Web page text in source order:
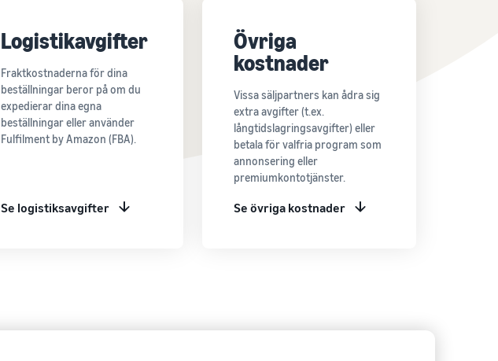
Logistikavgifter
Fraktkostnaderna för dina
beställningar beror på om du
expedierar dina egna
beställningar eller använder
Fulfilment by Amazon (FBA).
Se logistiksavgifter
Övriga
kostnader
Vissa säljpartners kan ådra sig
extra avgifter (t.ex.
långtidslagringsavgifter) eller
betala för valfria program som
annonsering eller
premiumkontotjänster.
Se övriga kostnader